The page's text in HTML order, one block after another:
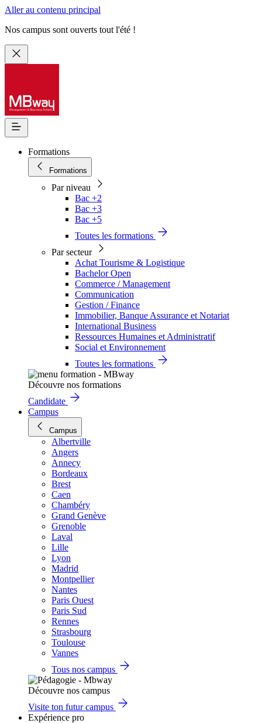
Aller au contenu principal
Nos campus sont ouverts tout l'été !
Formations
Formations
Par niveau
Bac +2
Bac +3
Bac +5
Toutes les formations
Par secteur
Achat Tourisme & Logistique
Bachelor Open
Commerce / Management
Communication
Gestion / Finance
Immobilier, Banque Assurance et Notariat
International Business
Ressources Humaines et Administratif
Social et Environnement
Toutes les formations
Découvre nos formations
Candidate
Campus
Campus
Albertville
Angers
Annecy
Bordeaux
Brest
Caen
Chambéry
Grand Genève
Grenoble
Laval
Lille
Lyon
Madrid
Montpellier
Nantes
Paris Ouest
Paris Sud
Rennes
Strasbourg
Toulouse
Vannes
Tous nos campus
Découvre nos campus
Visite ton futur campus
Expérience pro